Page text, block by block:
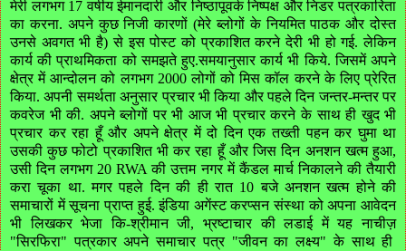
मेरी लगभग17वर्षीय ईमानदारी और निष्ठापूवर्क निष्पक्ष और निडर पत्रकारिता
का करना. अपने कुछ निजी कारणों (मेरे ब्लोगों के नियमित पाठक और दोस्त
उनसे अवगत भी है)से इस पोस्ट को प्रकाशित करने देरी भी हो गई.लेकिन
कार्य की प्राथमिकता को समझते हुए.समयानुसार कार्य भी किये.जिसमें अपने
क्षेत्र में आन्दोलन को लगभग2000लोगों को मिस कॉल करने के लिए प्रेरित
किया.अपनी समर्थता अनुसार प्रचार भी किया और पहले दिन जन्तर-मन्तर पर
कवरेज भी की. अपने ब्लोगों पर भी आज भी प्रचार करने के साथ ही खुद भी
प्रचार कर रहा हूँ और अपने क्षेत्र में दो दिन एक तख्ती पहन कर घुमा था
उसकी कुछ फोटो प्रकाशित भी कर रहा हूँ और जिस दिन अनशन खत्म हुआ,
उसी दिन लगभग20 RWAकी उत्तम नगर में कैंडल मार्च निकालने की तैयारी
करा चूका था.मगर पहले दिन की ही रात10बजे अनशन खत्म होने की
समाचारों में सूचना प्राप्त हुई.इंडिया अगेंस्ट करप्सन संस्था को अपना आवेदन
भी लिखकर भेजा कि-श्रीमान जी,भ्रष्टाचार की लडाई में यह नाचीज़
"सिरफिरा"पत्रकार अपने समाचार पत्र"जीवन का लक्ष्य"के साथ ही